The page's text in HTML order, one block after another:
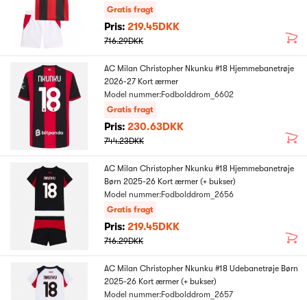
Gratis fragt
Pris: 219.45DKK
716.29DKK
AC Milan Christopher Nkunku #18 Hjemmebanetrøje
2026-27 Kort ærmer
Model nummer:Fodbolddrom_6602
Gratis fragt
Pris: 230.63DKK
744.23DKK
AC Milan Christopher Nkunku #18 Hjemmebanetrøje
Børn 2025-26 Kort ærmer (+ bukser)
Model nummer:Fodbolddrom_2656
Gratis fragt
Pris: 219.45DKK
716.29DKK
AC Milan Christopher Nkunku #18 Udebanetrøje Børn
2025-26 Kort ærmer (+ bukser)
Model nummer:Fodbolddrom_2657